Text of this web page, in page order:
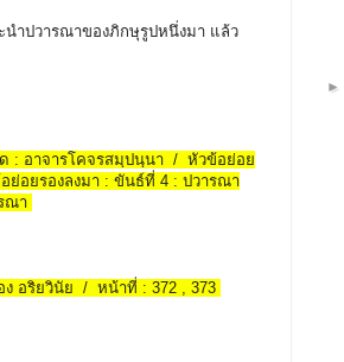
ำปวารณาของภิกษุรูปหนึ่งมา แล้ว
: อาจารโคจรสมฺปนฺนา / หัวข้อย่อย
อยรองลงมา : ขันธ์ที่ 4 : ปวารณา
ณา
ง อริยวินัย / หน้าที่ : 372 , 373
►